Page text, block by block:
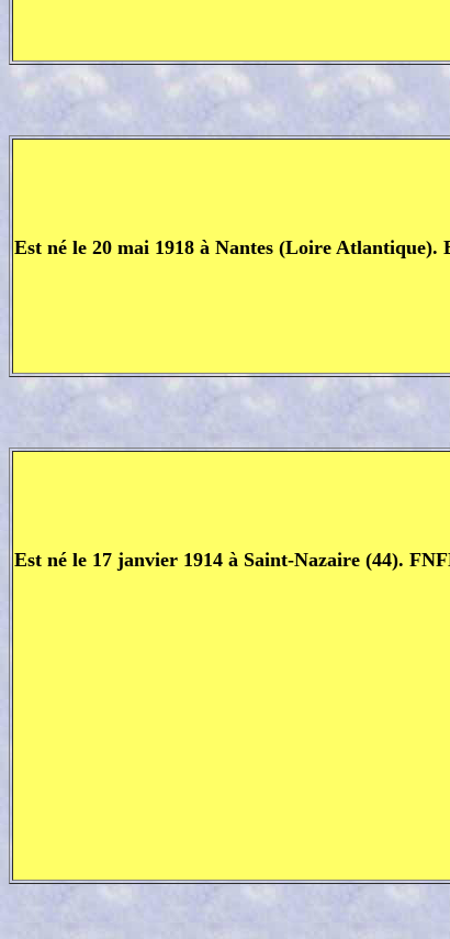
Est né le 20 mai 1918 à Nantes (Loire
Est né le 17 janvier 1914 à Saint-Nazaire (44).